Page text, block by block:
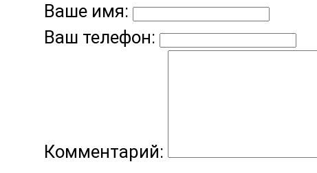
Ваше имя:
Ваш телефон:
Комментарий: